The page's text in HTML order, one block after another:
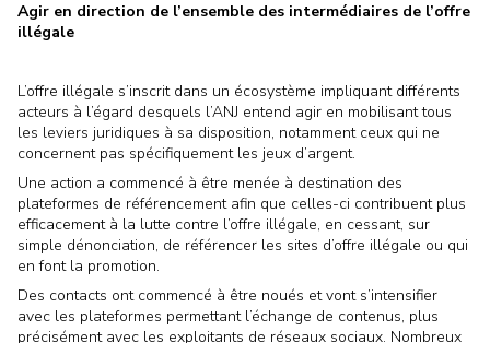
Agir en direction de l’ensemble des intermédiaires de l’offre
illégale
L’offre illégale s’inscrit dans un écosystème impliquant différents
acteurs à l’égard desquels l’ANJ entend agir en mobilisant tous
les leviers juridiques à sa disposition, notamment ceux qui ne
concernent pas spécifiquement les jeux d’argent.
Une action a commencé à être menée à destination des
plateformes de référencement afin que celles-ci contribuent plus
efficacement à la lutte contre l’offre illégale, en cessant, sur
simple dénonciation, de référencer les sites d’offre illégale ou qui
en font la promotion.
Des contacts ont commencé à être noués et vont s’intensifier
avec les plateformes permettant l’échange de contenus, plus
précisément avec les exploitants de réseaux sociaux. Nombreux